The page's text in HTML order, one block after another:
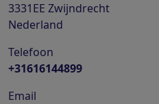
3331EE Zwijndrecht
Nederland
Telefoon
+31616144899
Email